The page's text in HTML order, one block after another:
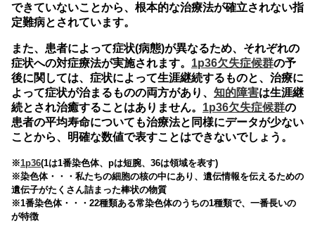
できていないことから、根本的な治療法が確立されない指
定難病とされています。
また、患者によって症状(病態)が異なるため、それぞれの
症状への対症療法が実施されます。 1p36欠失症候群の予
後に関しては、症状によって生涯継続するものと、治療に
よって症状が治まるものの両方があり、 知的障害は生涯継
続とされ治癒することはありません。 1p36欠失症候群の
患者の平均寿命についても治療法と同様にデータが少ない
ことから、明確な数値で表すことはできないでしょう。
※1p36(1は1番染色体、pは短腕、36は領域を表す)
※染色体・・・私たちの細胞の核の中にあり、遺伝情報を伝えるための
遺伝子がたくさん詰まった棒状の物質
※1番染色体・・・22種類ある常染色体のうちの1種類で、一番長いの
が特徴